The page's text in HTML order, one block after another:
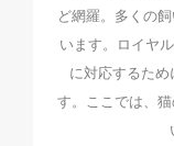
ど網羅。多くの
います。ロイヤ
に対応するた
す。ここでは、